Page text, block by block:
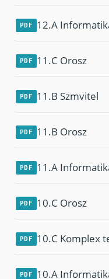
PDF 12.A
PDF 11.C Orosz
PDF 11.B Szmvitel
PDF 11.B Orosz
PDF 11.A
PDF 10.C Orosz
PDF 10.C Komplex
PDF 10.A